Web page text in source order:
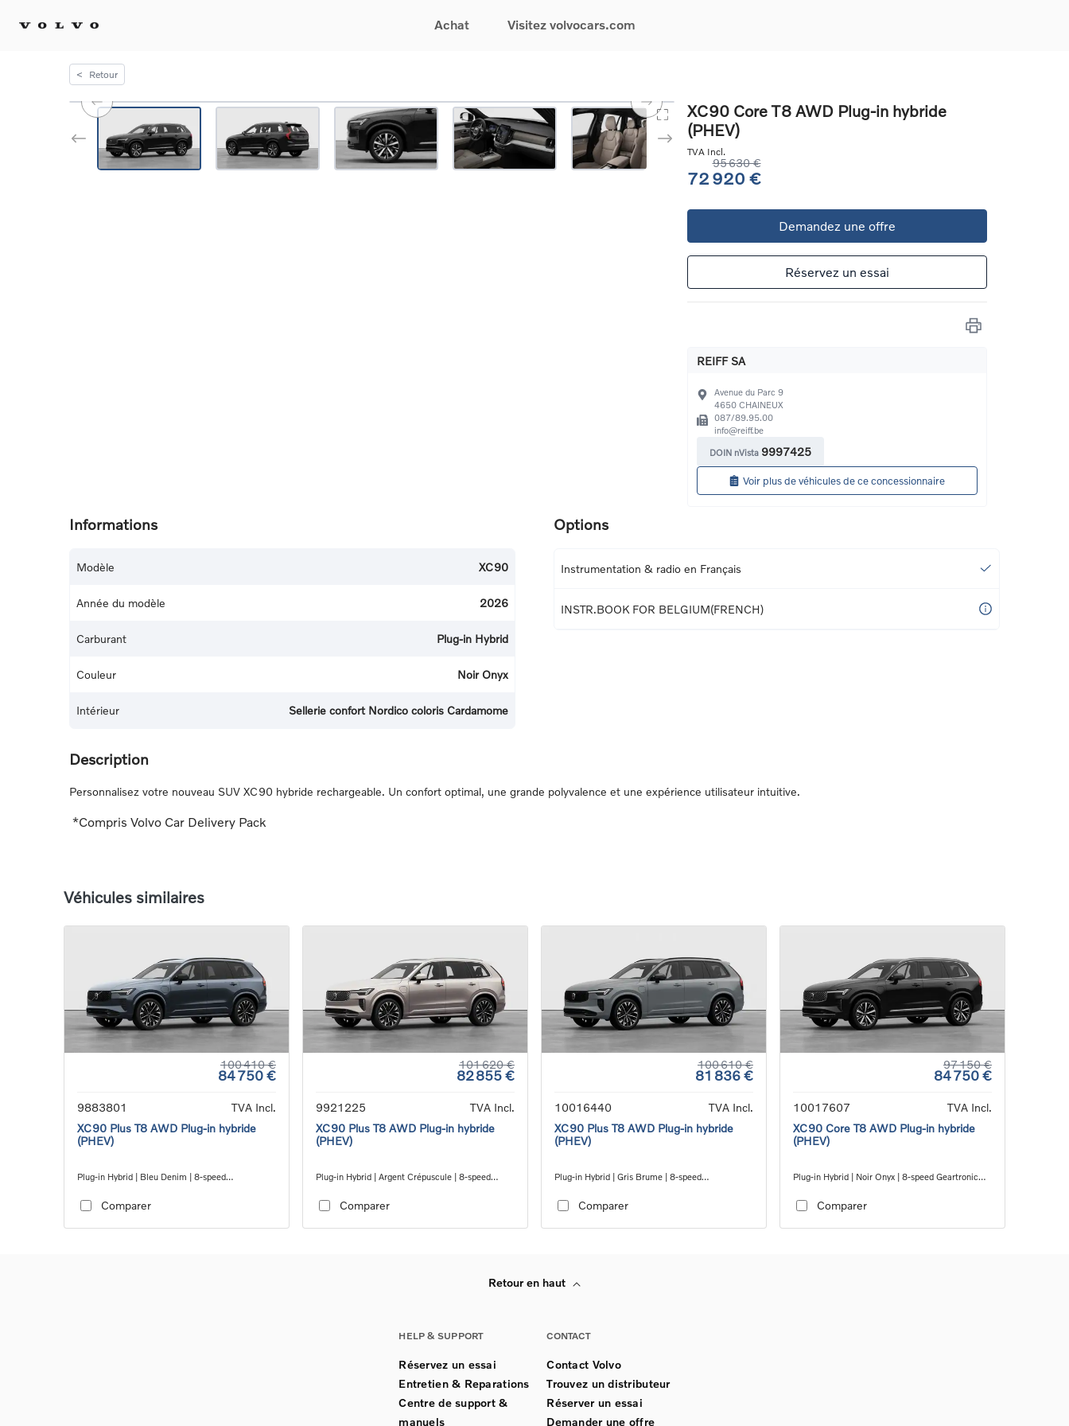
Achat
EX30
EX40
EC40
Voitures électriques
Voitures hybrides
rechargeables
Visitez volvocars.com
Configurez votre voiture
Offres du moment
Voitures d'occasion
Financement
Assurances
Réservez un essai
Entretien & Réparations
Reprise de votre voiture
Service de dépannage
Trouver un distributeur
< Retour
XC90 Core T8 AWD Plug-in hybride
(PHEV)
TVA Incl.
95 630 €
72 920 €
Demandez une offre
Réservez un essai
REIFF SA
Avenue du Parc 9
4650 CHAINEUX
087/89.95.00
info@reiff.be
DOIN nVista 9997425
Voir plus de véhicules de ce concessionnaire
Informations
Modèle XC90
Année du modèle 2026
Carburant Plug-in Hybrid
Couleur Noir Onyx
Intérieur Sellerie confort Nordico coloris Cardamome
Options
Instrumentation & radio en Français
INSTR.BOOK FOR BELGIUM(FRENCH)
Description
Personnalisez votre nouveau SUV XC90 hybride rechargeable. Un confort optimal, une grande polyvalence et une expérience utilisateur intuitive.
*Compris Volvo Car Delivery Pack
Véhicules similaires
100 410 €
84 750 €
9883801
TVA Incl.
XC90 Plus T8 AWD Plug-in hybride
(PHEV)
Plug-in Hybrid | Bleu Denim | 8-speed
Comparer
101 620 €
82 855 €
9921225
TVA Incl.
XC90 Plus T8 AWD Plug-in hybride
(PHEV)
Plug-in Hybrid | Argent Crépuscule | 8-speed
Comparer
100 610 €
81 836 €
10016440
TVA Incl.
XC90 Plus T8 AWD Plug-in hybride
(PHEV)
Plug-in Hybrid | Gris Brume | 8-speed
Comparer
97 150 €
84 750 €
10017607
TVA Incl.
XC90 Core T8 AWD Plug-in hybride
(PHEV)
Plug-in Hybrid | Noir Onyx | 8-speed Geartronic™
Comparer
Retour en haut
HELP & SUPPORT
Réservez un essai
Entretien & Reparations
Centre de support &
manuels
CONTACT
Contact Volvo
Trouvez un distributeur
Réserver un essai
Demander une offre